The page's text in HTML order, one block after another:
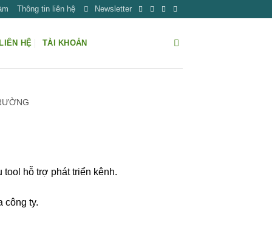
Thông tin liên hệ Newsletter
HỆ TÀI KHOẢN
hỗ trợ phát triển kênh.
công ty.